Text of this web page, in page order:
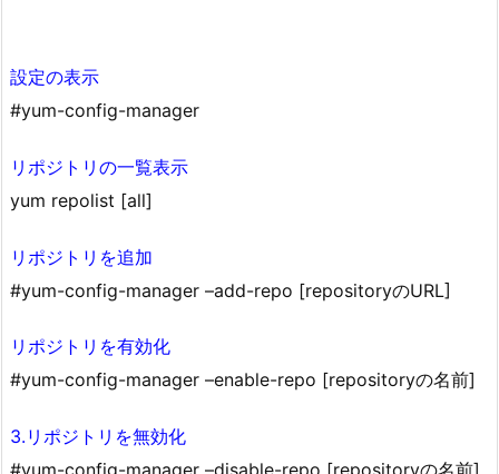
設定の表示
#yum-config-manager
リポジトリの一覧表示
yum repolist [all]
リポジトリを追加
#yum-config-manager –add-repo [repositoryのURL]
リポジトリを有効化
#yum-config-manager –enable-repo [repositoryの名前]
3.リポジトリを無効化